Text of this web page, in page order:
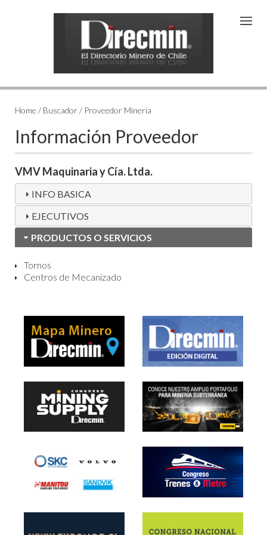
Home / Buscador / Proveedor Minería
Información Proveedor
VMV Maquinaria y Cía. Ltda.
INFO BASICA
EJECUTIVOS
PRODUCTOS O SERVICIOS
Tornos
Centros de Mecanizado